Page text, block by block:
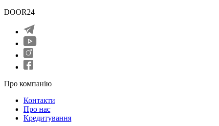
DOOR24
Про компанію
Контакти
Про нас
Кредитування